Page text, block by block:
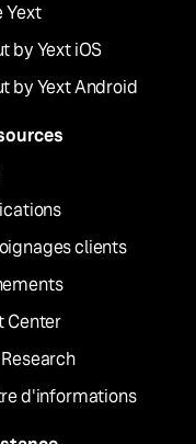
Yext
by Yext iOS
by Yext Android
clients
Center
d'informations